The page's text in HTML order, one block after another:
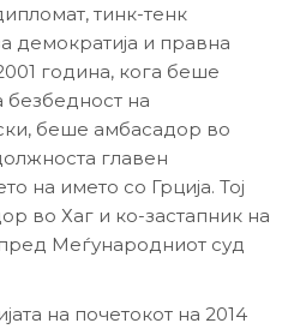
тинк-тенк
демократија и правна
година, кога беше
безбедност на
беше амбасадор во
главен
на името со Грција. Тој
во Хаг и ко-застапник на
Меѓународниот суд
на почетокот на 2014